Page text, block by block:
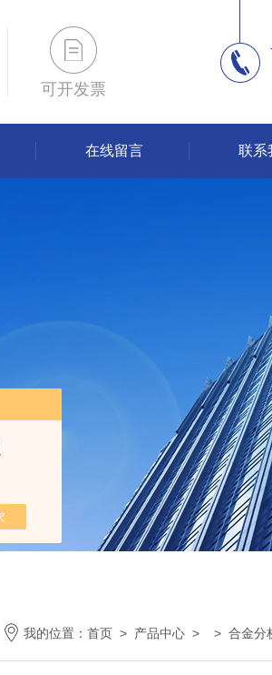
可开发票
在线留言 联系
我的位置： 首页 > 产品中心 > > 合金分